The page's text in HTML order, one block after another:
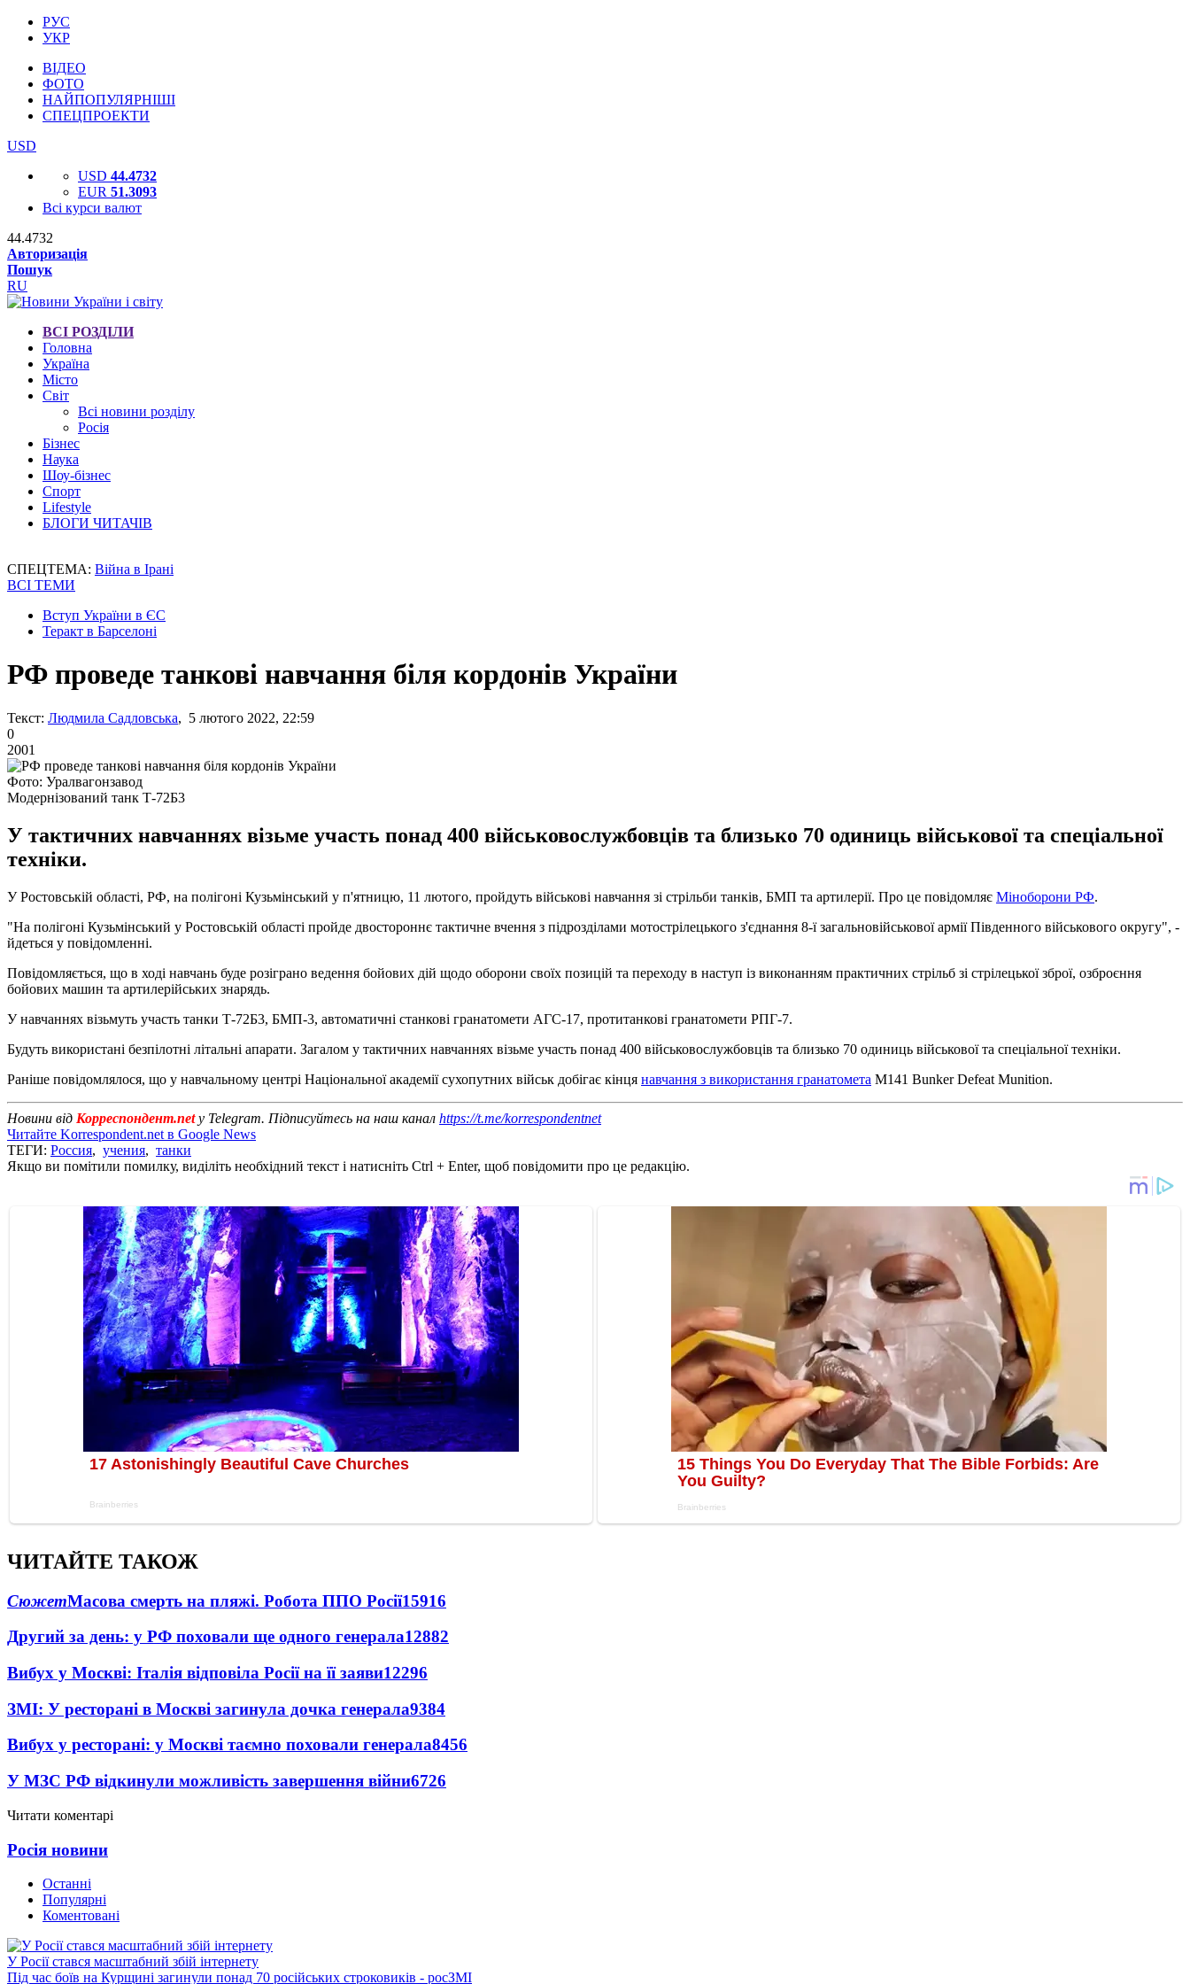
РУС
УКР
ВІДЕО
ФОТО
НАЙПОПУЛЯРНІШІ
СПЕЦПРОЕКТИ
USD
USD 44.4732
EUR 51.3093
Всі курси валют
44.4732
Авторизація
Пошук
RU
ВСІ РОЗДІЛИ
Головна
Україна
Місто
Світ
Всі новини розділу
Росія
Бізнес
Наука
Шоу-бізнес
Спорт
Lifestyle
БЛОГИ ЧИТАЧІВ
СПЕЦТЕМА: Війна в Ірані
ВСІ ТЕМИ
Вступ України в ЄС
Теракт в Барселоні
РФ проведе танкові навчання біля кордонів України
Текст: Людмила Садловська, 5 лютого 2022, 22:59
0
2001
Фото: Уралвагонзавод
Модернізований танк Т-72Б3
У тактичних навчаннях візьме участь понад 400 військовослужбовців та близько 70 одиниць військової та спеціальної
техніки.
У Ростовській області, РФ, на полігоні Кузьмінський у п'ятницю, 11 лютого, пройдуть військові навчання зі стрільби танків, БМП та артилерії. Про це повідомляє Міноборони РФ.
"На полігоні Кузьмінський у Ростовській області пройде двостороннє тактичне вчення з підрозділами мотострілецького з'єднання 8-ї загальновійськової армії Південного військового округу", -
йдеться у повідомленні.
Повідомляється, що в ході навчань буде розіграно ведення бойових дій щодо оборони своїх позицій та переходу в наступ із виконанням практичних стрільб зі стрілецької зброї, озброєння
бойових машин та артилерійських знарядь.
У навчаннях візьмуть участь танки Т-72Б3, БМП-3, автоматичні станкові гранатомети АГС-17, протитанкові гранатомети РПГ-7.
Будуть використані безпілотні літальні апарати. Загалом у тактичних навчаннях візьме участь понад 400 військовослужбовців та близько 70 одиниць військової та спеціальної техніки.
Раніше повідомлялося, що у навчальному центрі Національної академії сухопутних військ добігає кінця навчання з використання гранатомета M141 Bunker Defeat Munition.
Новини від Корреспондент.netу Telegram. Підписуйтесь на наш канал https://t.me/korrespondentnet
Читайте Korrespondent.net в Google News
ТЕГИ: Россия, учения, танки
Якщо ви помітили помилку, виділіть необхідний текст і натисніть Ctrl + Enter, щоб повідомити про це редакцію.
ЧИТАЙТЕ ТАКОЖ
СюжетМасова смерть на пляжі. Робота ППО Росії15916
Другий за день: у РФ поховали ще одного генерала12882
Вибух у Москві: Італія відповіла Росії на її заяви12296
ЗМІ: У ресторані в Москві загинула дочка генерала9384
Вибух у ресторані: у Москві таємно поховали генерала8456
У МЗС РФ відкинули можливість завершення війни6726
Читати коментарі
Росія новини
Останні
Популярні
Коментовані
У Росії стався масштабний збій інтернету
Під час боїв на Курщині загинули понад 70 російських строковиків - росЗМІ